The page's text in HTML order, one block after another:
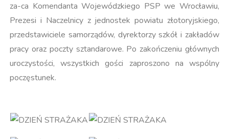
za-ca Komendanta Wojewódzkiego PSP we Wrocławiu,
Prezesi i Naczelnicy z jednostek powiatu złotoryjskiego,
przedstawiciele samorządów, dyrektorzy szkół i zakładów
pracy oraz poczty sztandarowe. Po zakończeniu głównych
uroczystości, wszystkich gości zaproszono na wspólny
poczęstunek.